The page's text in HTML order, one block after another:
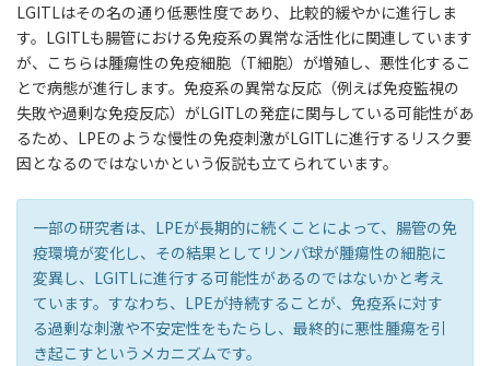
LGITLはその名の通り低悪性度であり、比較的緩やかに進行しま
す。LGITLも腸管における免疫系の異常な活性化に関連しています
が、こちらは腫瘍性の免疫細胞（T細胞）が増殖し、悪性化するこ
とで病態が進行します。免疫系の異常な反応（例えば免疫監視の
失敗や過剰な免疫反応）がLGITLの発症に関与している可能性があ
るため、LPEのような慢性の免疫刺激がLGITLに進行するリスク要
因となるのではないかという仮説も立てられています。
一部の研究者は、LPEが長期的に続くことによって、腸管の免
疫環境が変化し、その結果としてリンパ球が腫瘍性の細胞に
変異し、LGITLに進行する可能性があるのではないかと考え
ています。すなわち、LPEが持続することが、免疫系に対す
る過剰な刺激や不安定性をもたらし、最終的に悪性腫瘍を引
き起こすというメカニズムです。